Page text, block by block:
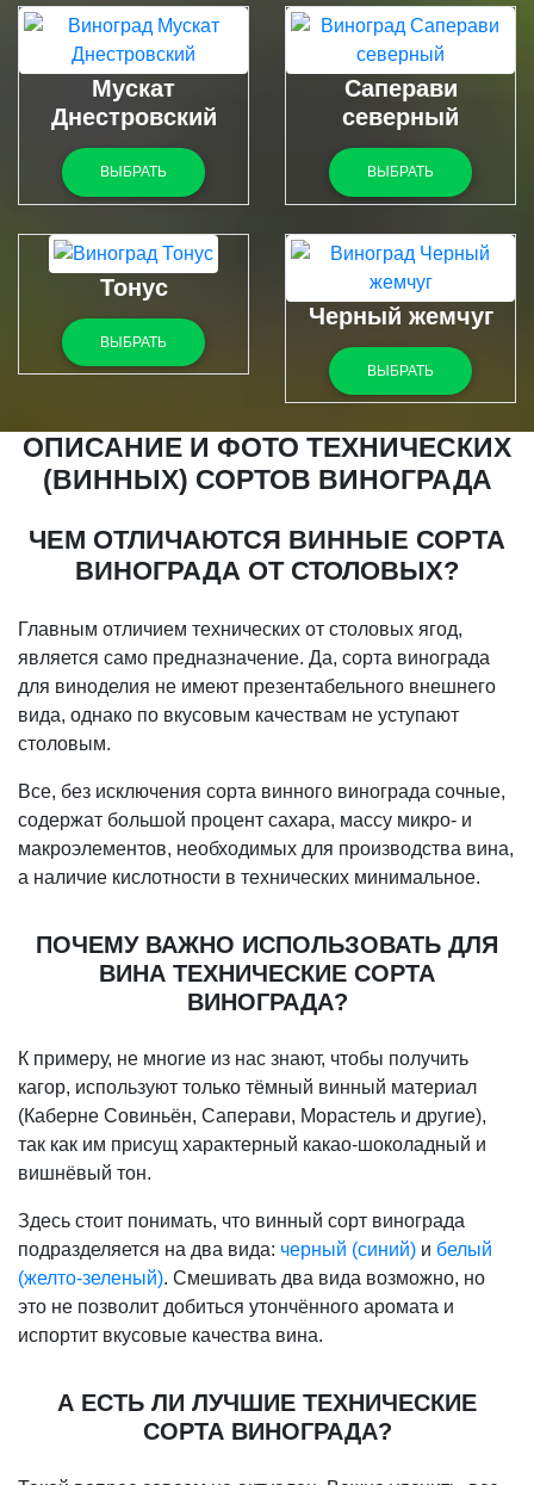
ОПИСАНИЕ И ФОТО ТЕХНИЧЕСКИХ
(ВИННЫХ) СОРТОВ ВИНОГРАДА
ЧЕМ ОТЛИЧАЮТСЯ ВИННЫЕ СОРТА
ВИНОГРАДА ОТ СТОЛОВЫХ?
Главным отличием технических от столовых ягод,
является само предназначение. Да, сорта винограда
для виноделия не имеют презентабельного внешнего
вида, однако по вкусовым качествам не уступают
столовым.
Все, без исключения сорта винного винограда сочные,
содержат большой процент сахара, массу микро- и
макроэлементов, необходимых для производства вина,
а наличие кислотности в технических минимальное.
ПОЧЕМУ ВАЖНО ИСПОЛЬЗОВАТЬ ДЛЯ
ВИНА ТЕХНИЧЕСКИЕ СОРТА
ВИНОГРАДА?
К примеру, не многие из нас знают, чтобы получить
кагор, используют только тёмный винный материал
(Каберне Совиньён, Саперави, Морастель и другие),
так как им присущ характерный какао-шоколадный и
вишнёвый тон.
Здесь стоит понимать, что винный сорт винограда
подразделяется на два вида: черный (синий) и белый
(желто-зеленый). Смешивать два вида возможно, но
это не позволит добиться утончённого аромата и
испортит вкусовые качества вина.
А ЕСТЬ ЛИ ЛУЧШИЕ ТЕХНИЧЕСКИЕ
СОРТА ВИНОГРАДА?
Мускат
Днестровский
ВЫБРАТЬ
Саперави
северный
ВЫБРАТЬ
Тонус
ВЫБРАТЬ
Черный жемчуг
ВЫБРАТЬ